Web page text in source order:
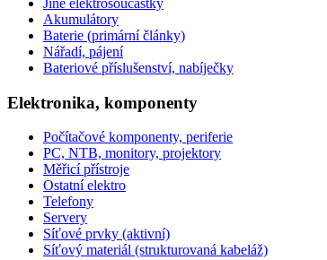
Akumulátory
Baterie (primární články)
Nářadí, pájení
Bateriové příslušenství, nabíječky
Elektronika, komponenty
Počítačové komponenty, periferie
PC, NTB, monitory, projektory
Měřicí přístroje
Ostatní elektro
Telefony
Servery
Síťové prvky (aktivní)
Síťový materiál (strukturovaná kabeláž)